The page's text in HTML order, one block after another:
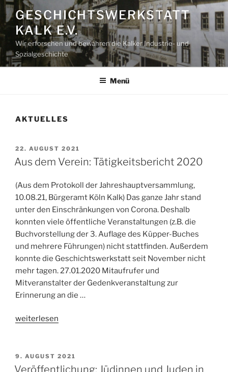
Zum
Inhalt
springen
GESCHICHTSWERKSTATT
KALK E.V.
Wir erforschen und bewahren die Kalker Industrie- und
Sozialgeschichte
Menü
AKTUELLES
VERÖFFENTLICHT
AM
22. AUGUST 2021
Aus dem Verein: Tätigkeitsbericht 2020
(Aus dem Protokoll der Jahreshauptversammlung,
10.08.21, Bürgeramt Köln Kalk) Das ganze Jahr stand
unter den Einschränkungen von Corona. Deshalb
konnten viele öffentliche Veranstaltungen (z.B. die
Buchvorstellung der 3. Auflage des Küpper-Buches
und mehrere Führungen) nicht stattfinden. Außerdem
konnte die Geschichtswerkstatt seit November nicht
mehr tagen. 27.01.2020 Mitaufrufer und
Mitveranstalter der Gedenkveranstaltung zur
Erinnerung an die …
„Aus
Tätigkeitsbericht
2020“
weiterlesen
VERÖFFENTLICHT
AM
9. AUGUST 2021
Veröffentlichung: Jüdinnen und Juden in